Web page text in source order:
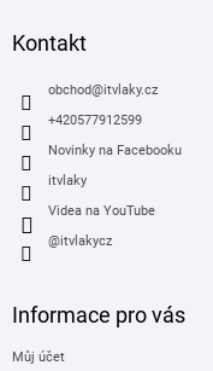
Kontakt
obchod@itvlaky.cz
+420577912599
Novinky na Facebooku
itvlaky
Videa na YouTube
@itvlakycz
Informace pro vás
Můj účet